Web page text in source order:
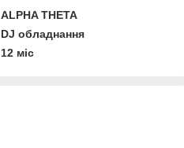
ALPHA THETA
DJ обладнання
12 міс